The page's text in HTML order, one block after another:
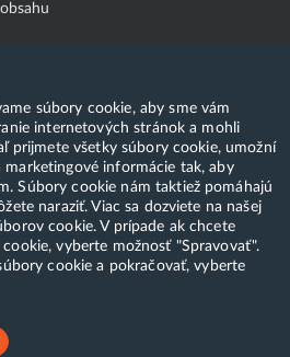
súbory cookie, aby sme vám
internetových stránok a mohli
prijmete všetky súbory cookie, umožní
informácie tak, aby
Súbory cookie nám taktiež pomáhajú
naraziť. Viac sa dozviete na našej
cookie. V prípade ak chcete
vyberte možnosť "Spravovať".
cookie a pokračovať, vyberte
Všetky práva vyhradené